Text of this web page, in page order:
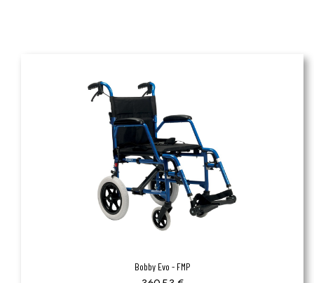
Aperçu rapide
Bobby Evo - FMP